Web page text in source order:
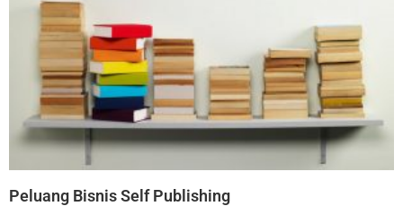
Peluang Bisnis Self Publishing